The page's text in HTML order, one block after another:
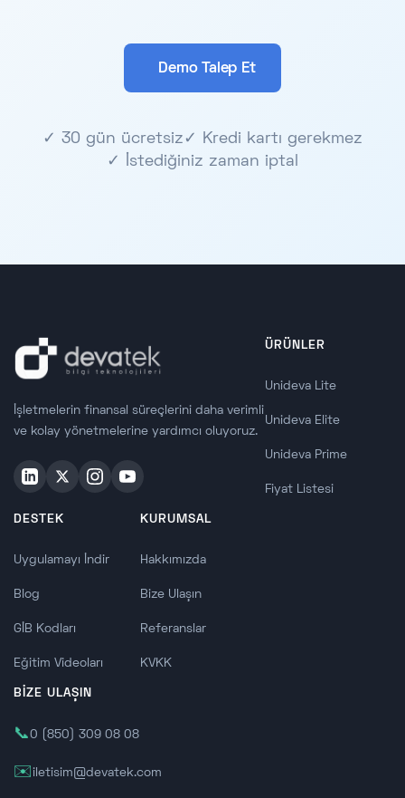
Demo Talep Et
✓ 30 gün ücretsiz✓ Kredi kartı gerekmez
✓ İstediğiniz zaman iptal
İşletmelerin finansal süreçlerini daha verimli
ve kolay yönetmelerine yardımcı oluyoruz.
ÜRÜNLER
Unideva Lite
Unideva Elite
Unideva Prime
Fiyat Listesi
DESTEK
Uygulamayı İndir
Blog
GİB Kodları
Eğitim Videoları
KURUMSAL
Hakkımızda
Bize Ulaşın
Referanslar
KVKK
BİZE ULAŞIN
📞0 (850) 309 08 08
✉️iletisim@devatek.com